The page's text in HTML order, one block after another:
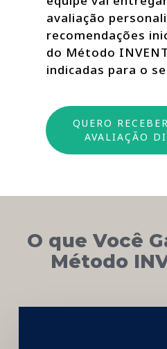
avaliação
recomendações
do Método
indicadas para o
QUERO
AVALIAÇÃO
O que Você
Método